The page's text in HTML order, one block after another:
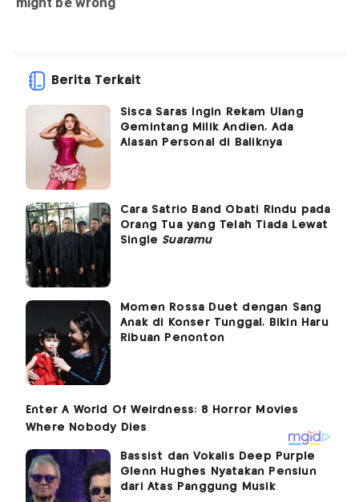
Berita Terkait
Sisca Saras Ingin Rekam Ulang
Gemintang Milik Andien, Ada
Alasan Personal di Baliknya
Cara Satrio Band Obati Rindu pada
Orang Tua yang Telah Tiada Lewat
Single Suaramu
Momen Rossa Duet dengan Sang
Anak di Konser Tunggal, Bikin Haru
Ribuan Penonton
Bassist dan Vokalis Deep Purple
Glenn Hughes Nyatakan Pensiun
dari Atas Panggung Musik